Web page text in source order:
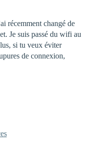
récemment changé de
Je suis passé du wifi au
si tu veux éviter
de connexion,